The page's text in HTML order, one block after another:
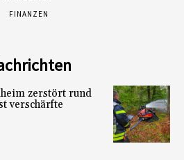
FINANZEN
zerstört rund
verschärfte